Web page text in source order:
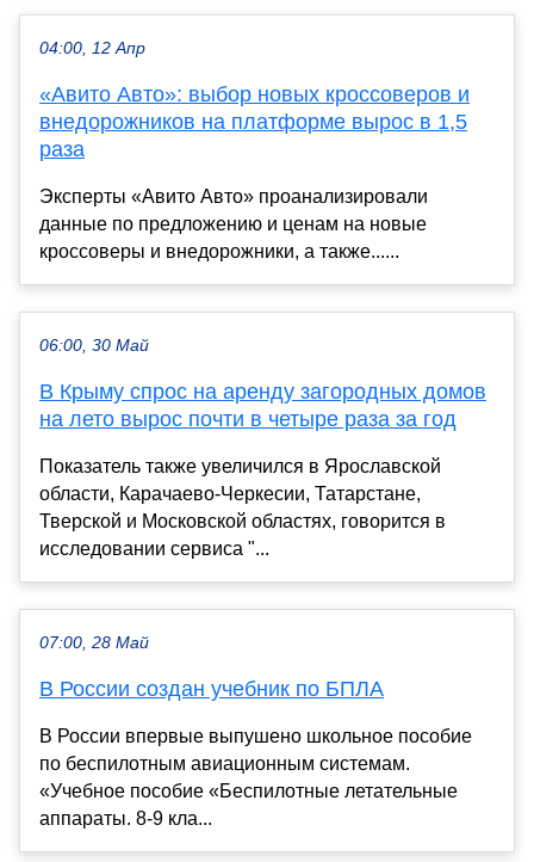
04:00, 12 Апр
«Авито Авто»: выбор новых кроссоверов и
внедорожников на платформе вырос в 1,5
раза
Эксперты «Авито Авто» проанализировали
данные по предложению и ценам на новые
кроссоверы и внедорожники, а также......
06:00, 30 Май
В Крыму спрос на аренду загородных домов
на лето вырос почти в четыре раза за год
Показатель также увеличился в Ярославской
области, Карачаево-Черкесии, Татарстане,
Тверской и Московской областях, говорится в
исследовании сервиса "...
07:00, 28 Май
В России создан учебник по БПЛА
В России впервые выпушено школьное пособие
по беспилотным авиационным системам.
«Учебное пособие «Беспилотные летательные
аппараты. 8-9 кла...